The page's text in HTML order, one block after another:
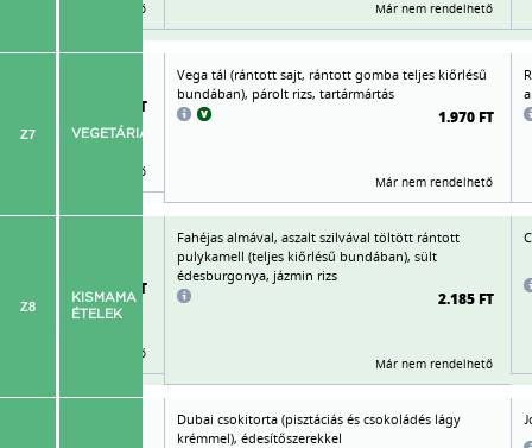
Már nem rendelhető Már nem rendelhető
Z7 VEGETÁRIÁNUS
1.865 FT
Már nem rendelhető
Vega tál (rántott sajt, rántott gomba teljes kiőrlésű
bundában), párolt rizs, tartármártás
1.970 FT
Már nem rendelhető
Z8
KISMAMA
ÉTELEK
2.175 FT
Már nem rendelhető
Fahéjas almával, aszalt szilvával töltött rántott
pulykamell (teljes kiőrlésű bundában), sült
édesburgonya, jázmin rizs
2.185 FT
Már nem rendelhető
Dubai csokitorta (pisztáciás és csokoládés lágy
krémmel), édesítőszerekkel